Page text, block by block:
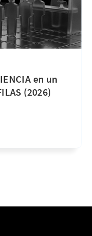
en un
(2026)